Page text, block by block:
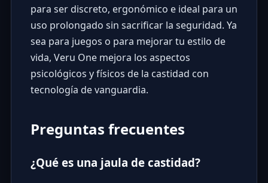
para ser discreto, ergonómico e ideal para un
uso prolongado sin sacrificar la seguridad. Ya
sea para juegos o para mejorar tu estilo de
vida, Veru One mejora los aspectos
psicológicos y físicos de la castidad con
tecnología de vanguardia.
Preguntas frecuentes
¿Qué es una jaula de castidad?